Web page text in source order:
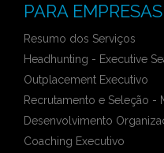
PARA EMPRESAS
Resumo dos Serviços
Headhunting - Executive
Outplacement Executivo
Recrutamento e Seleção -
Desenvolvimento
Coaching Executivo